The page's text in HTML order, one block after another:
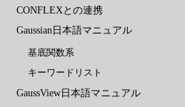
CONFLEXとの連携
Gaussian日本語マニュアル
基底関数系
キーワードリスト
GaussView日本語マニュアル